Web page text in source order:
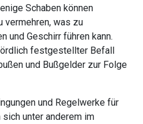
Schaben können
vermehren, was zu
und Geschirr führen kann.
festgestellter Befall
und Bußgelder zur Folge
und Regelwerke für
unter anderem im